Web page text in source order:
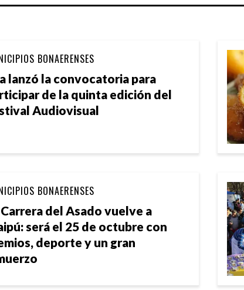
lanzó la convocatoria para
de la quinta edición del
Audiovisual
BONAERENSES
Carrera del Asado vuelve a
será el 25 de octubre con
deporte y un gran
BONAERENSES